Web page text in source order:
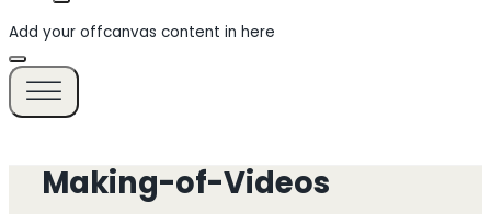
Add your offcanvas content in here
Making-of-Videos